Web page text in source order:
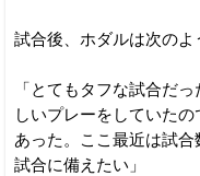
試合後、ホダルは次のよ
「とてもタフな試合だ
しいプレーをしていた
あった。ここ最近は試
試合に備えたい」